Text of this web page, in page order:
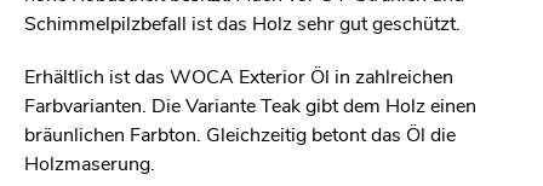
Schimmelpilzbefall ist das Holz sehr gut geschützt.
Erhältlich ist das WOCA Exterior Öl in zahlreichen
Farbvarianten. Die Variante Teak gibt dem Holz einen
bräunlichen Farbton. Gleichzeitig betont das Öl die
Holzmaserung.